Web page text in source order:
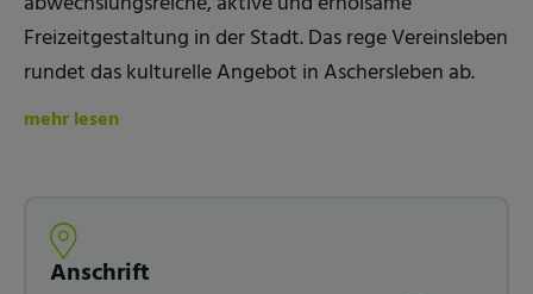
Freizeitgestaltung in der Stadt. Das rege Vereinsleben
rundet das kulturelle Angebot in Aschersleben ab.
mehr lesen
Anschrift